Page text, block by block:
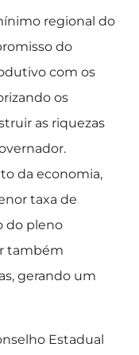
regional do
do
com os
os
as riquezas
da economia,
taxa de
do pleno
também
gerando um
Estadual